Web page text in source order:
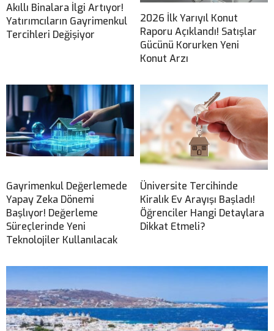
Akıllı Binalara İlgi Artıyor!
Yatırımcıların Gayrimenkul
Tercihleri Değişiyor
2026 İlk Yarıyıl Konut
Raporu Açıklandı! Satışlar
Gücünü Korurken Yeni
Konut Arzı
Gayrimenkul Değerlemede
Yapay Zeka Dönemi
Başlıyor! Değerleme
Süreçlerinde Yeni
Teknolojiler Kullanılacak
Üniversite Tercihinde
Kiralık Ev Arayışı Başladı!
Öğrenciler Hangi Detaylara
Dikkat Etmeli?